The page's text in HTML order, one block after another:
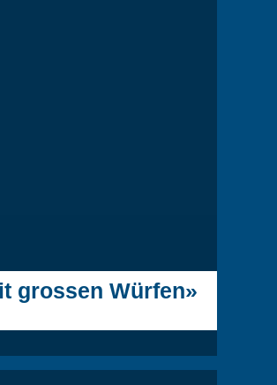
grossen Würfen»